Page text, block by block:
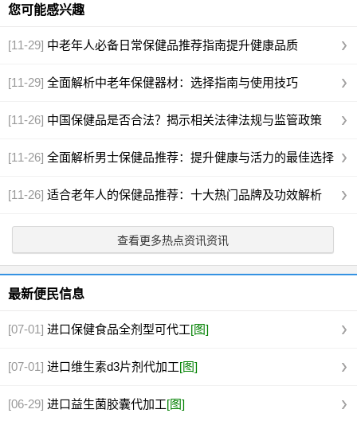
您可能感兴趣
[11-29] 中老年人必备日常保健品推荐指南提升健康品质
[11-29] 全面解析中老年保健器材：选择指南与使用技巧
[11-26] 中国保健品是否合法？揭示相关法律法规与监管政策
[11-26] 全面解析男士保健品推荐：提升健康与活力的最佳选择
[11-26] 适合老年人的保健品推荐：十大热门品牌及功效解析
查看更多热点资讯资讯
最新便民信息
[07-01] 进口保健食品全剂型可代工[图]
[07-01] 进口维生素d3片剂代加工[图]
[06-29] 进口益生菌胶囊代加工[图]